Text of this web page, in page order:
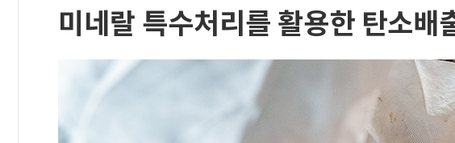
미네랄 특수처리를 활용한 탄소배